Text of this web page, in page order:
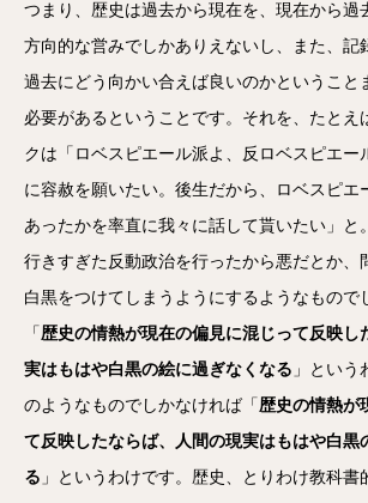
つまり、歴史は過去から現在を、現在から過
方向的な営みでしかありえないし、また、記
過去にどう向かい合えば良いのかということ
必要があるということです。それを、たとえ
クは「ロベスピエール派よ、反ロベスピエー
に容赦を願いたい。後生だから、ロベスピエ
あったかを率直に我々に話して貰いたい」と
行きすぎた反動政治を行ったから悪だとか、
白黒をつけてしまうようにするようなもので
「 歴史の情熱が現在の偏見に混じって反映し
実はもはや白黒の絵に過ぎなくなる 」という
のようなものでしかなければ「 歴史の情熱が
て反映したならば、人間の現実はもはや白黒
る 」というわけです。歴史、とりわけ教科書